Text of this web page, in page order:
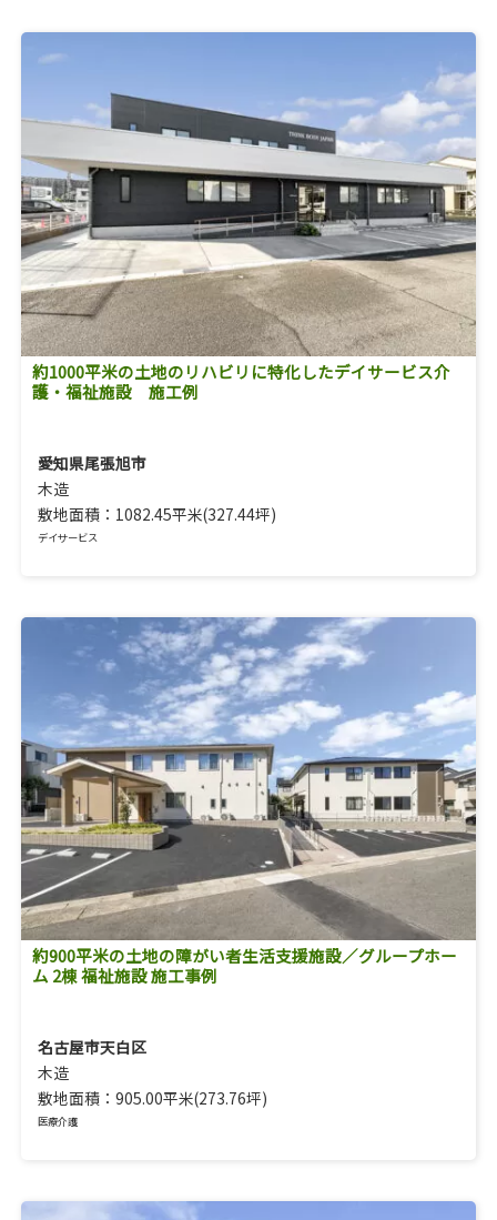
約1000平米の土地のリハビリに特化したデイサービス介
護・福祉施設 施工例
愛知県尾張旭市
木造
敷地面積：1082.45平米(327.44坪)
デイサービス
約900平米の土地の障がい者生活支援施設／グループホー
ム 2棟 福祉施設 施工事例
名古屋市天白区
木造
敷地面積：905.00平米(273.76坪)
医療介護